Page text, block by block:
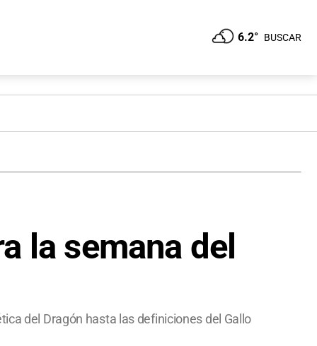
6.2° BUSCAR
la semana del
del Dragón hasta las definiciones del Gallo